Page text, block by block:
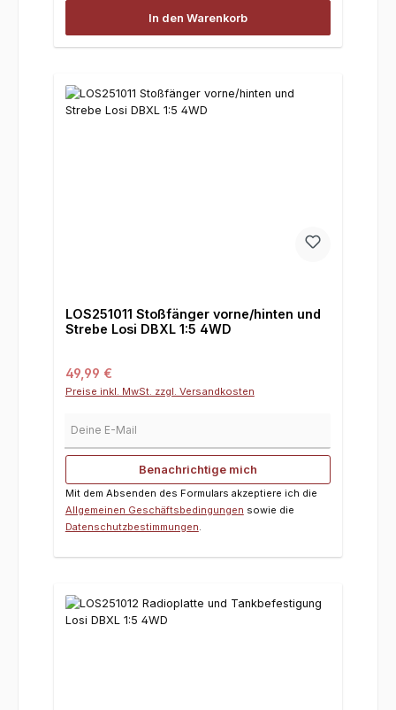
In den Warenkorb
LOS251011 Stoßfänger vorne/hinten und
Strebe Losi DBXL 1:5 4WD
Regulärer Preis:
49,99 €
Preise inkl. MwSt. zzgl. Versandkosten
Benachrichtige mich
Mit dem Absenden des Formulars akzeptiere ich die
Allgemeinen Geschäftsbedingungen sowie die
Datenschutzbestimmungen